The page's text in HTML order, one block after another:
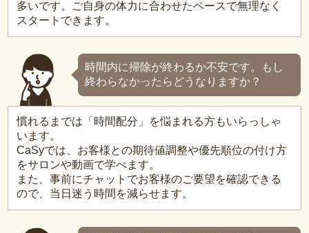
多いです。ご自身の体力に合わせたペースで無理なく
スタートできます。
時間内に掃除が終わるか不安です。もし
終わらなかったらどうなりますか？
慣れるまでは「時間配分」を悩まれる方もいらっしゃ
います。
CaSyでは、お客様との期待値調整や優先順位の付け方
をサロンや動画で学べます。
また、事前にチャットでお客様のご要望を確認できる
ので、当日迷う時間を減らせます。